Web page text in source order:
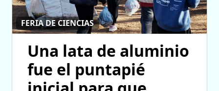
FERIA DE CIENCIAS
Una lata de aluminio
fue el puntapié